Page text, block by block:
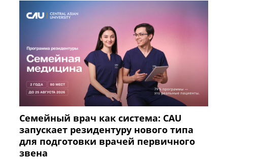
Семейный врач как система: CAU
запускает резидентуру нового типа
для подготовки врачей первичного
звена